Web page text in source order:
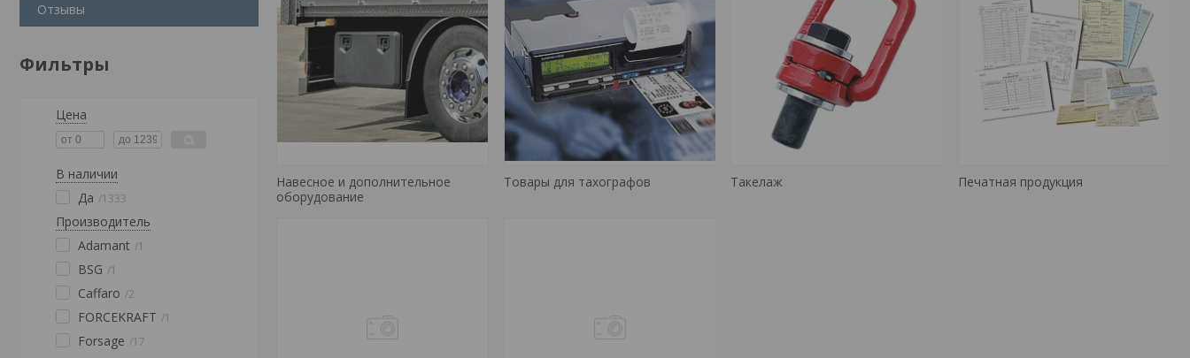
Отзывы
Фильтры
Цена
В наличии
Да
1333
Производитель
Adamant
1
BSG 1
Caffaro 2
FORCEKRAFT 1
Forsage 17
Навесное и дополнительное
оборудование
Товары для тахографов Такелаж Печатная продукция